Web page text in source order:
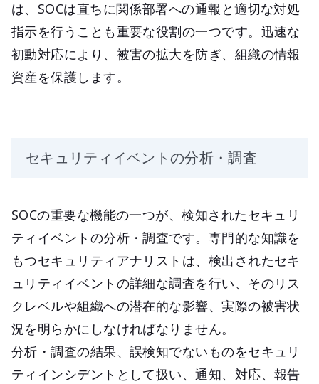
は、SOCは直ちに関係部署への通報と適切な対処
指示を行うことも重要な役割の一つです。迅速な
初動対応により、被害の拡大を防ぎ、組織の情報
資産を保護します。
セキュリティイベントの分析・調査
SOCの重要な機能の一つが、検知されたセキュリ
ティイベントの分析・調査です。専門的な知識を
もつセキュリティアナリストは、検出されたセキ
ュリティイベントの詳細な調査を行い、そのリス
クレベルや組織への潜在的な影響、実際の被害状
況を明らかにしなければなりません。
分析・調査の結果、誤検知でないものをセキュリ
ティインシデントとして扱い、通知、対応、報告